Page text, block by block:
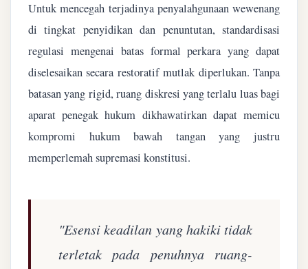
Untuk mencegah terjadinya penyalahgunaan wewenang
di tingkat penyidikan dan penuntutan, standardisasi
regulasi mengenai batas formal perkara yang dapat
diselesaikan secara restoratif mutlak diperlukan. Tanpa
batasan yang rigid, ruang diskresi yang terlalu luas bagi
aparat penegak hukum dikhawatirkan dapat memicu
kompromi hukum bawah tangan yang justru
memperlemah supremasi konstitusi.
"Esensi keadilan yang hakiki tidak
terletak pada penuhnya ruang-